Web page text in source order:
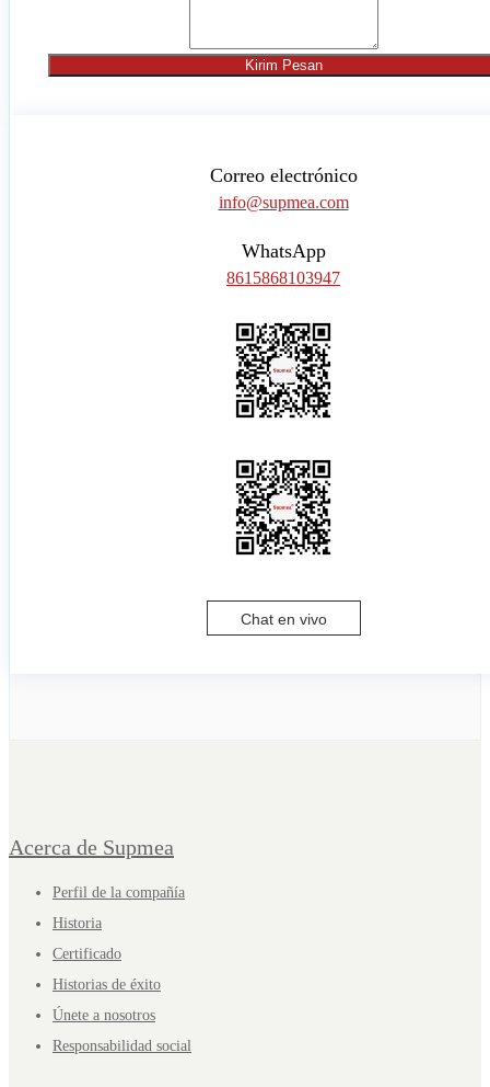
Kirim Pesan
Correo electrónico
info@supmea.com
WhatsApp
8615868103947
Chat en vivo
Acerca de Supmea
Perfil de la compañía
Historia
Certificado
Historias de éxito
Únete a nosotros
Responsabilidad social